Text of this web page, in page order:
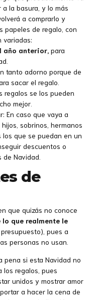
la basura, y lo más
a comprarlo y
papeles de regalo, con
variadas:
año anterior, para
tanto adorno porque de
sacar el regalo.
regalos se los pueden
mejor.
En caso que vaya a
sobrinos, hermanos
que se puedan en un
descuentos o
Navidad.
de
que quizás no conoce
que realmente le
pues a
personas no usan.
pena si esta Navidad no
los regalos, pues
unidos y mostrar amor
a hacer la cena de